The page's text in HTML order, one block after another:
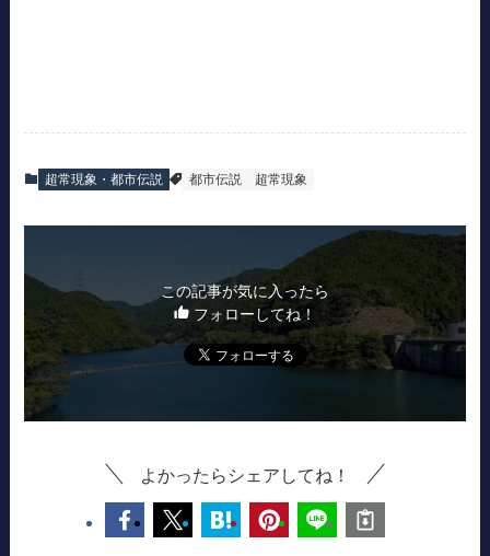
超常現象・都市伝説 都市伝説 超常現象
この記事が気に入ったら
フォローしてね！
よかったらシェアしてね！